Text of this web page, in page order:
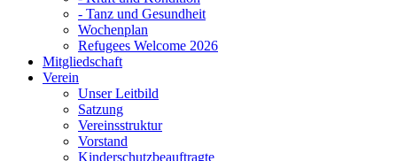
- Tanz und Gesundheit
Wochenplan
Refugees Welcome 2026
Mitgliedschaft
Verein
Unser Leitbild
Satzung
Vereinsstruktur
Vorstand
Kinderschutzbeauftragte